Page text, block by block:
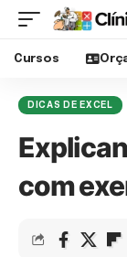
Cursos
DICAS DE EXCEL
com